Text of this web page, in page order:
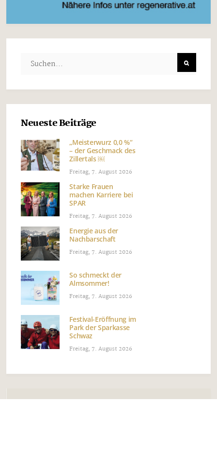
Neueste Beiträge
„Meisterwurz 0,0 %“
– der Geschmack des
Zillertals ￼
Freitag, 7. August 2026
Starke Frauen
machen Karriere bei
SPAR
Freitag, 7. August 2026
Energie aus der
Nachbarschaft
Freitag, 7. August 2026
So schmeckt der
Almsommer!
Freitag, 7. August 2026
Festival-Eröffnung im
Park der Sparkasse
Schwaz
Freitag, 7. August 2026